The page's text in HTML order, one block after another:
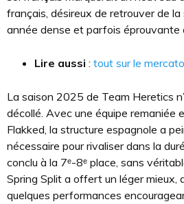
français, désireux de retrouver de
année dense et parfois éprouvante
Lire aussi : tout sur le
La saison 2025 de Team Heretics
décollé. Avec une équipe remaniée
Flakked, la structure espagnole a
nécessaire pour rivaliser dans la
conclu à la 7ᵉ-8ᵉ place, sans
Spring Split a offert un léger mieux,
quelques performances